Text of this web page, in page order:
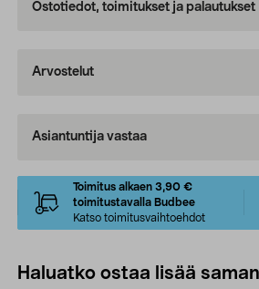
Ostotiedot, toimitukset ja palautukset
Arvostelut
Asiantuntija vastaa
Toimitus alkaen 3,90 €
toimitustavalla Budbee
Katso toimitusvaihtoehdot
Haluatko ostaa lisää